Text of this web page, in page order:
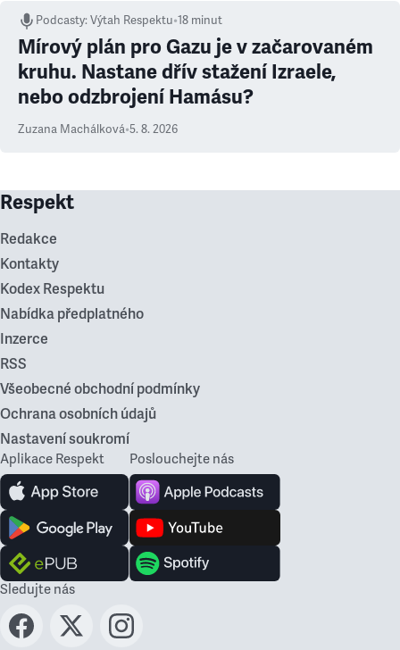
Podcasty:Výtah Respektu•18 minut
Mírový plán pro Gazu je v začarovaném
kruhu. Nastane dřív stažení Izraele,
nebo odzbrojení Hamásu?
Zuzana Machálková•5. 8. 2026
Respekt
Redakce
Kontakty
Kodex Respektu
Nabídka předplatného
Inzerce
RSS
Všeobecné obchodní podmínky
Ochrana osobních údajů
Nastavení soukromí
Aplikace Respekt Poslouchejte nás
Sledujte nás